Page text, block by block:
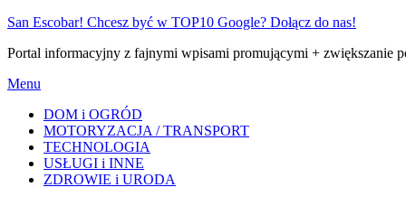
Skip
content
San Escobar! Chcesz być w TOP10 Google? Dołącz do nas!
Portal informacyjny z fajnymi wpisami promującymi + zwiększanie
Menu
DOM i OGRÓD
MOTORYZACJA / TRANSPORT
TECHNOLOGIA
USŁUGI i INNE
ZDROWIE i URODA